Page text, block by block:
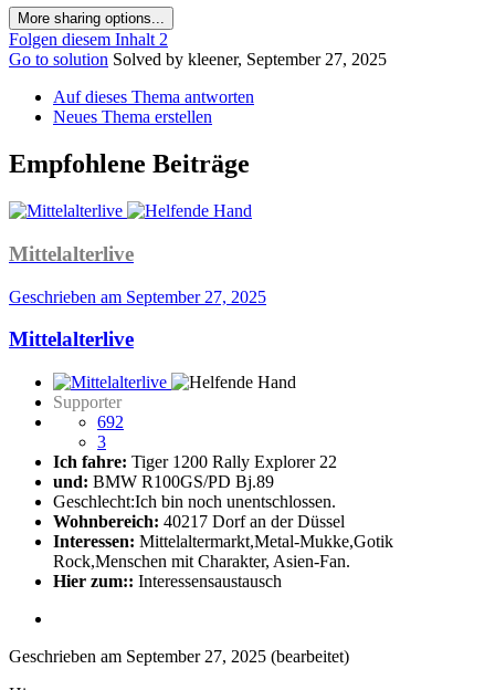
More sharing options...
Folgen diesem Inhalt 2
Go to solution Solved by kleener, September 27, 2025
Auf dieses Thema antworten
Neues Thema erstellen
Empfohlene Beiträge
Mittelalterlive
Geschrieben am September 27, 2025
Mittelalterlive
Supporter
692
3
Ich fahre: Tiger 1200 Rally Explorer 22
und: BMW R100GS/PD Bj.89
Geschlecht:Ich bin noch unentschlossen.
Wohnbereich: 40217 Dorf an der Düssel
Interessen: Mittelaltermarkt,Metal-Mukke,Gotik
Rock,Menschen mit Charakter, Asien-Fan.
Hier zum:: Interessensaustausch
Geschrieben am September 27, 2025 (bearbeitet)